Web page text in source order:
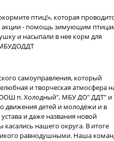
птиц!», которая
акции - помощь зимующим
и насыпали в нее корм для
самоуправления, который
и творческая атмосфера
ООШ п. Холодный", МБУ ДО" ДДТ" и
движения детей и молодёжи и в
и даже названия новой
нашего округа. В итоге
равнодушными. Наша